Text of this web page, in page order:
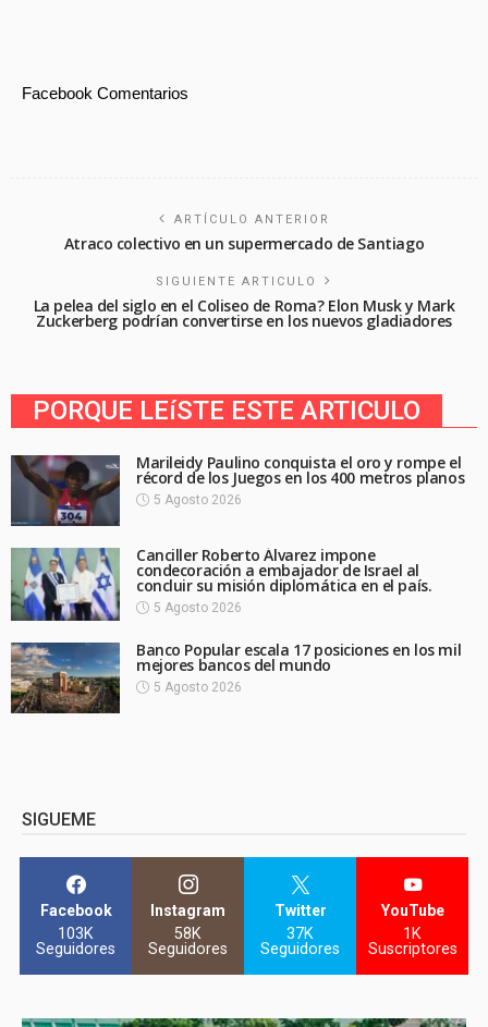
Facebook Comentarios
ARTÍCULO ANTERIOR
Atraco colectivo en un supermercado de Santiago
SIGUIENTE ARTICULO
La pelea del siglo en el Coliseo de Roma? Elon Musk y Mark
Zuckerberg podrían convertirse en los nuevos gladiadores
PORQUE LEíSTE ESTE ARTICULO
Marileidy Paulino conquista el oro y rompe el
récord de los Juegos en los 400 metros planos
5 Agosto 2026
Canciller Roberto Álvarez impone
condecoración a embajador de Israel al
concluir su misión diplomática en el país.
5 Agosto 2026
Banco Popular escala 17 posiciones en los mil
mejores bancos del mundo
5 Agosto 2026
SIGUEME
Facebook
103K
Seguidores
Instagram
58K
Seguidores
Twitter
37K
Seguidores
YouTube
1K
Suscriptores